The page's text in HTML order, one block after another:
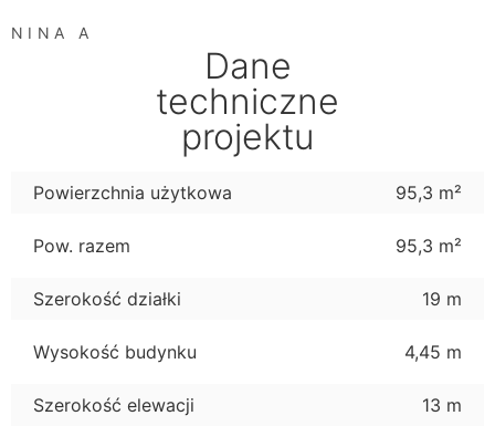
NINA A
Dane
techniczne
projektu
Powierzchnia użytkowa 95,3 m²
Pow. razem 95,3 m²
Szerokość działki 19 m
Wysokość budynku 4,45 m
Szerokość elewacji 13 m